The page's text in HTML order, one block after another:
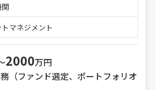
関
マネジメント
2000万円
（ファンド選定、ポートフォリオ